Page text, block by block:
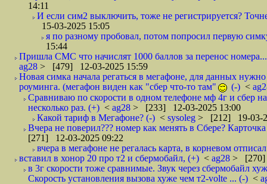
14:11
И если сим2 выключить, тоже не регистрируется?
15-03-2025 15:05
я по разному пробовал, потом попросил первую
15:44
Пришла СМС что начислят 1000 баллов за перенос
ag28 > [479] 12-03-2025 15:59
Новая симка начала регаться в мегафоне, для данных
роуминга. (мегафон виден как "сбер что-то там"
(-) <
Сравниваю по скорости в одном телефоне мф 4г и сбер
несколько раз. (+) < ag28 > [233] 12-03-2025 13:00
Какой тариф в Мегафоне? (-) < sysoleg > [212] 19-03-
Вчера не поверил??? номер как менять в Сбере?
[271] 12-03-2025 09:22
вчера в мегафоне не регалась карта, в корневом
вставил в хонор 20 про т2 и сбермобайл, (+) < ag28 > [270]
в 3г скорости тоже сравнимые. Звук через сбермобайл
Скорость установления вызова хуже чем т2-volte ... (-) <